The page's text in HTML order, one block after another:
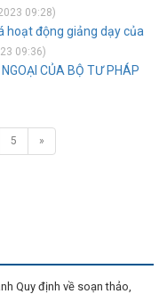
09:28)
hoạt động giảng dạy của
09:36)
CỦA BỘ TƯ PHÁP
5 »
Quy định về soạn thảo,